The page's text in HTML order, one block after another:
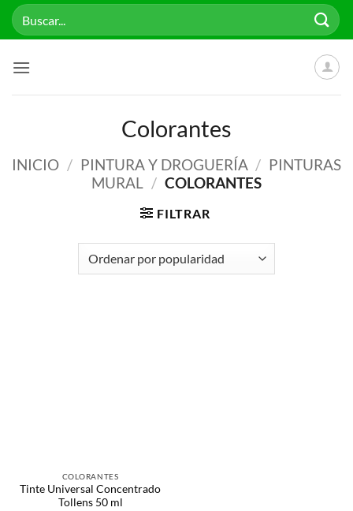
Saltar
Buscar
por:
Colorantes
INICIO / PINTURA Y DROGUERÍA / PINTURAS
MURAL
/ COLORANTES
FILTRAR
COLORANTES
Tinte Universal Concentrado
Tollens 50 ml